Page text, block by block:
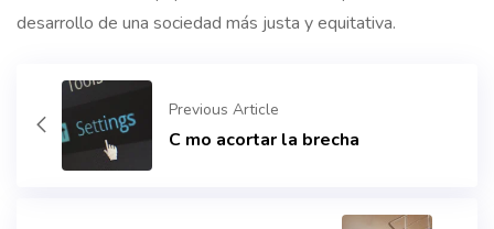
desarrollo de una sociedad más justa y equitativa.
Previous Article
C mo acortar la brecha